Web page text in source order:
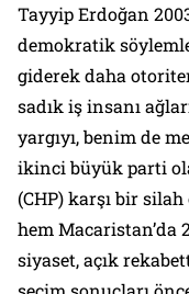
Tayyip Erdoğan
demokratik
giderek daha
sadık iş insanı
yargıyı, benim de
ikinci büyük parti
(CHP) karşı bir
hem Macaristan’da
siyaset, açık